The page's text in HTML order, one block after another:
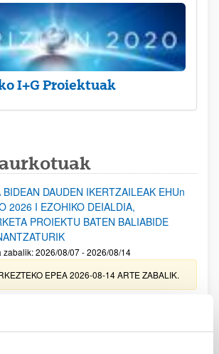
I+G Proiektuak
DAUDEN IKERTZAILEAK EHUn
2026 I EZOHIKO DEIALDIA,
PROIEKTU BATEN BALIABIDE
zabalik: 2026/08/07 - 2026/08/14
EPEA 2026-08-14 ARTE ZABALIK.
Zientifikoa eta Funts Bibliografikoak
laguntzak 2026